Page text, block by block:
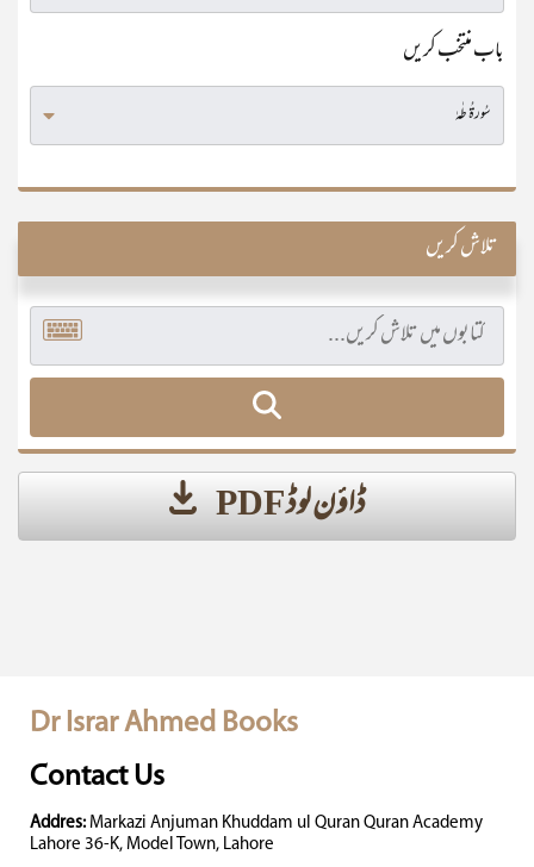
باب منتخب کریں
تلاش کریں
ڈاؤن لوڈ PDF
Dr Israr Ahmed Books
Contact Us
Addres: Markazi Anjuman Khuddam ul Quran Quran Academy
Lahore 36-K, Model Town, Lahore